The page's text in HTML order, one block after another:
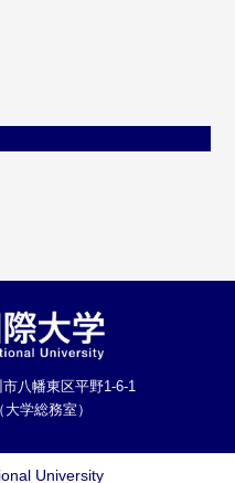
八幡東区平野1-6-1
学総務室）
University